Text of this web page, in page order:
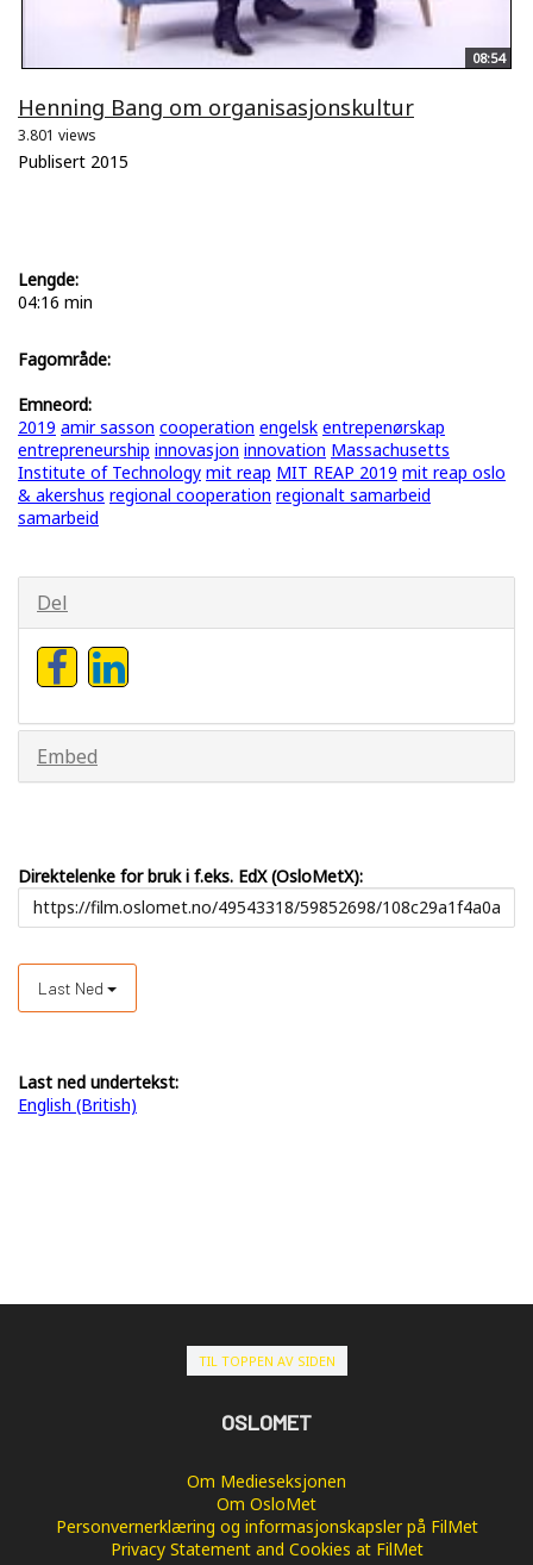
08:54
Henning Bang om organisasjonskultur
3.801 views
Publisert 2015
Lengde:
04:16 min
Fagområde:
Emneord:
2019 amir sasson cooperation engelsk entrepenørskap
entrepreneurship innovasjon innovation Massachusetts
Institute of Technology mit reap MIT REAP 2019 mit reap oslo
& akershus regional cooperation regionalt samarbeid
samarbeid
Del
Embed
Direktelenke for bruk i f.eks. EdX (OsloMetX):
Last Ned
Last ned undertekst:
English (British)
TIL TOPPEN AV SIDEN
OSLOMET
Om Medieseksjonen
Om OsloMet
Personvernerklæring og informasjonskapsler på FilMet
Privacy Statement and Cookies at FilMet